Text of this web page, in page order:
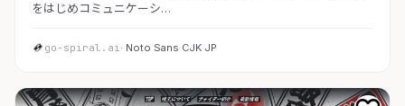
をはじめコミュニケーシ…
go-spiral.ai· Noto Sans CJK JP